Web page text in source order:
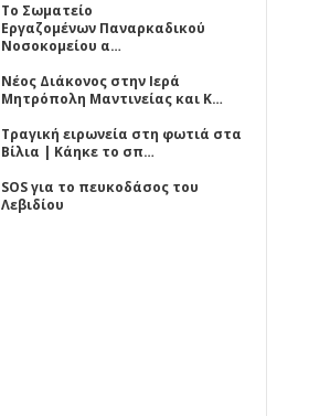
Το Σωματείο
Εργαζομένων Παναρκαδικού
Νοσοκομείου α…
Νέος Διάκονος στην Ιερά
Μητρόπολη Μαντινείας και Κ…
Τραγική ειρωνεία στη φωτιά στα
Βίλια | Κάηκε το σπ…
SOS για το πευκοδάσος του
Λεβιδίου